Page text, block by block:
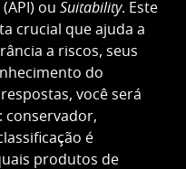
ou Suitability. Este
crucial que ajuda a
a riscos, seus
do
você será
conservador,
é
produtos de